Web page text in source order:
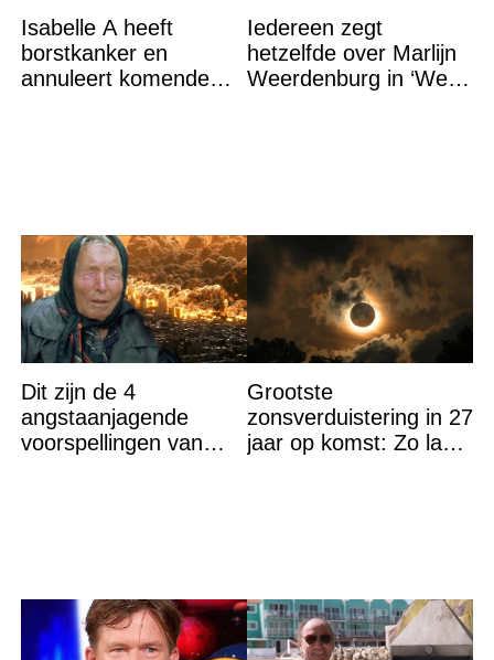
Isabelle A heeft
borstkanker en
annuleert komende
Iedereen zegt
hetzelfde over Marlijn
Weerdenburg in ‘We
Dit zijn de 4
angstaanjagende
voorspellingen van
Grootste
zonsverduistering in 27
jaar op komst: Zo laat